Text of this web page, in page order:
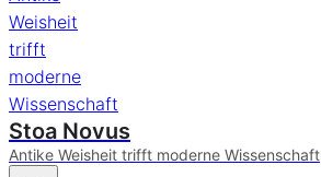
Stoa Novus
Antike Weisheit trifft moderne Wissenschaft